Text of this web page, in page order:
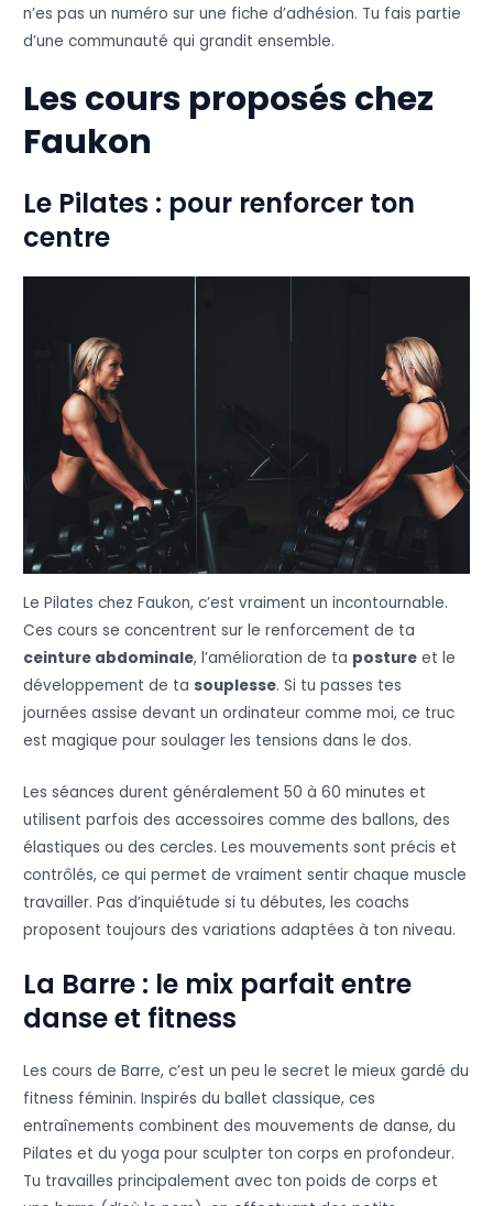
n’es pas un numéro sur une fiche d’adhésion. Tu fais partie
d’une communauté qui grandit ensemble.
Les cours proposés chez
Faukon
Le Pilates : pour renforcer ton
centre
Le Pilates chez Faukon, c’est vraiment un incontournable.
Ces cours se concentrent sur le renforcement de ta
ceinture abdominale, l’amélioration de ta posture et le
développement de tasouplesse. Si tu passes tes
journées assise devant un ordinateur comme moi, ce truc
est magique pour soulager les tensions dans le dos.
Les séances durent généralement 50 à 60 minutes et
utilisent parfois des accessoires comme des ballons, des
élastiques ou des cercles. Les mouvements sont précis et
contrôlés, ce qui permet de vraiment sentir chaque muscle
travailler. Pas d’inquiétude si tu débutes, les coachs
proposent toujours des variations adaptées à ton niveau.
La Barre : le mix parfait entre
danse et fitness
Les cours de Barre, c’est un peu le secret le mieux gardé du
fitness féminin. Inspirés du ballet classique, ces
entraînements combinent des mouvements de danse, du
Pilates et du yoga pour sculpter ton corps en profondeur.
Tu travailles principalement avec ton poids de corps et